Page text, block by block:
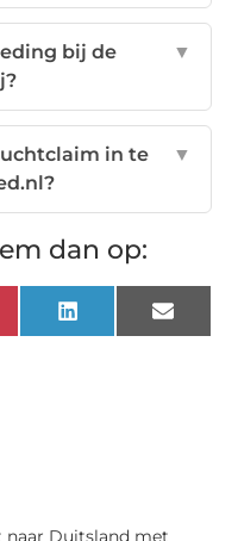
bij de
▼
in te
▼
dan op:
LinkedIn Email
naar Duitsland met